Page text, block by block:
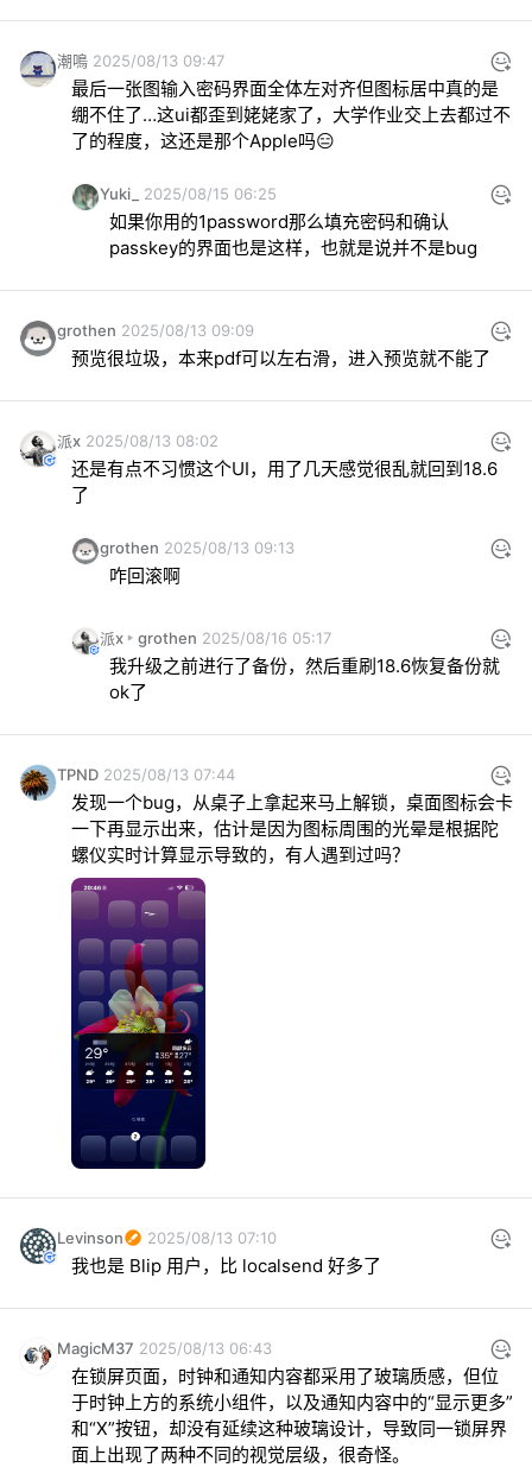
潮鳴 2025/08/13 09:47
最后一张图输入密码界面全体左对齐但图标居中真的是
绷不住了…这ui都歪到姥姥家了，大学作业交上去都过不
了的程度，这还是那个Apple吗😑
Yuki_ 2025/08/15 06:25
如果你用的1password那么填充密码和确认
passkey的界面也是这样，也就是说并不是bug
grothen 2025/08/13 09:09
预览很垃圾，本来pdf可以左右滑，进入预览就不能了
派x 2025/08/13 08:02
还是有点不习惯这个UI，用了几天感觉很乱就回到18.6
了
grothen 2025/08/13 09:13
咋回滚啊
派x grothen 2025/08/16 05:17
我升级之前进行了备份，然后重刷18.6恢复备份就
ok了
TPND 2025/08/13 07:44
发现一个bug，从桌子上拿起来马上解锁，桌面图标会卡
一下再显示出来，估计是因为图标周围的光晕是根据陀
螺仪实时计算显示导致的，有人遇到过吗？
Levinson 2025/08/13 07:10
我也是 Blip 用户，比 localsend 好多了
MagicM37 2025/08/13 06:43
在锁屏页面，时钟和通知内容都采用了玻璃质感，但位
于时钟上方的系统小组件，以及通知内容中的“显示更多”
和“X”按钮，却没有延续这种玻璃设计，导致同一锁屏界
面上出现了两种不同的视觉层级，很奇怪。